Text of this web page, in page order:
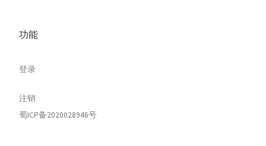
功能
登录
注销
蜀ICP备2020028946号